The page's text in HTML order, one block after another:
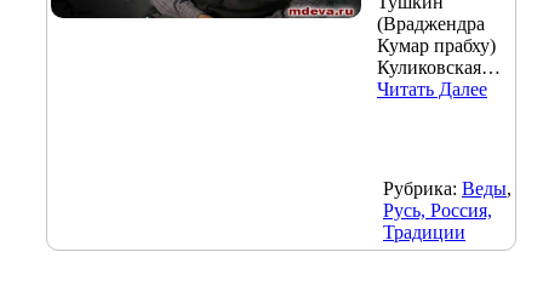
(Враджендра
Кумар прабху)
Куликовская…
Читать Далее
Рубрика: Веды,
Русь, Россия,
Традиции